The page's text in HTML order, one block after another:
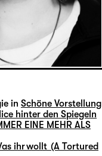
in Schöne Vorstellung
hinter den Spiegeln
EINE MEHR ALS
ihr wollt (A Tortured